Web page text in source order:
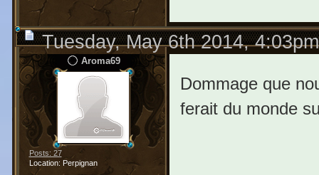
Tuesday, May 6th 2014, 4:03pm
Aroma69
Posts: 27
Location: Perpignan
Dommage que
ferait du monde